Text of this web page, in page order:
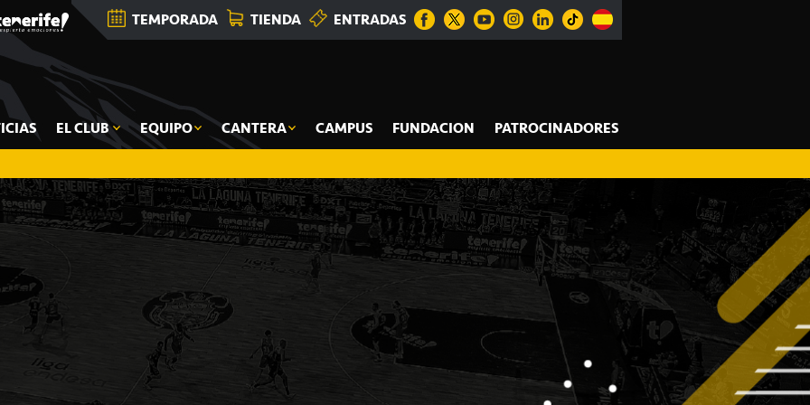
TEMPORADA TIENDA ENTRADAS
EL CLUB EQUIPO CANTERA CAMPUS FUNDACION PATROCINADORES